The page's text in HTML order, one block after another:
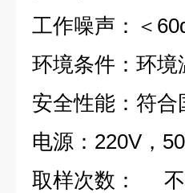
工作噪声：＜
环境条件：环
安全性能：符
电源：220V，
取样次数： 不